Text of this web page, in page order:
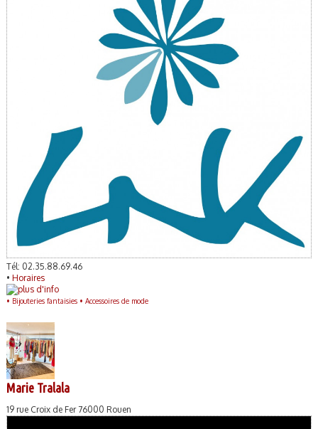
Tél: 02.35.88.69.46
• Horaires
• Bijouteries fantaisies • Accessoires de mode
Marie Tralala
19 rue Croix de Fer 76000 Rouen